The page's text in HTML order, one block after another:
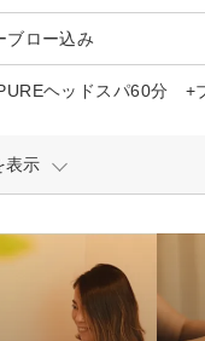
ブロー込み
ヘッドスパ60分 +
表示